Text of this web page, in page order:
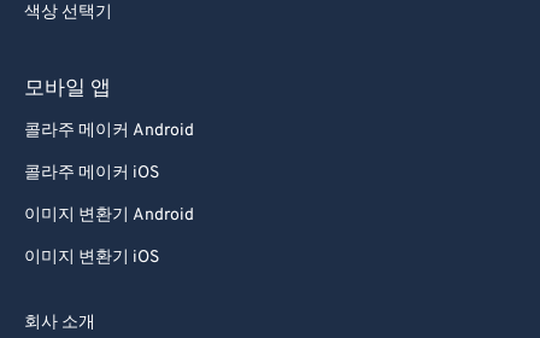
색상 선택기
모바일 앱
콜라주 메이커 Android
콜라주 메이커 iOS
이미지 변환기 Android
이미지 변환기 iOS
회사 소개